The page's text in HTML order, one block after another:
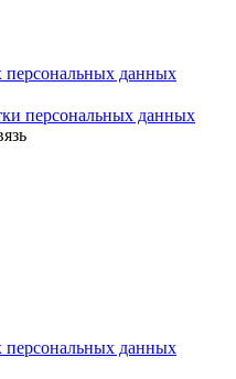
персональных данных
персональных данных
персональных данных